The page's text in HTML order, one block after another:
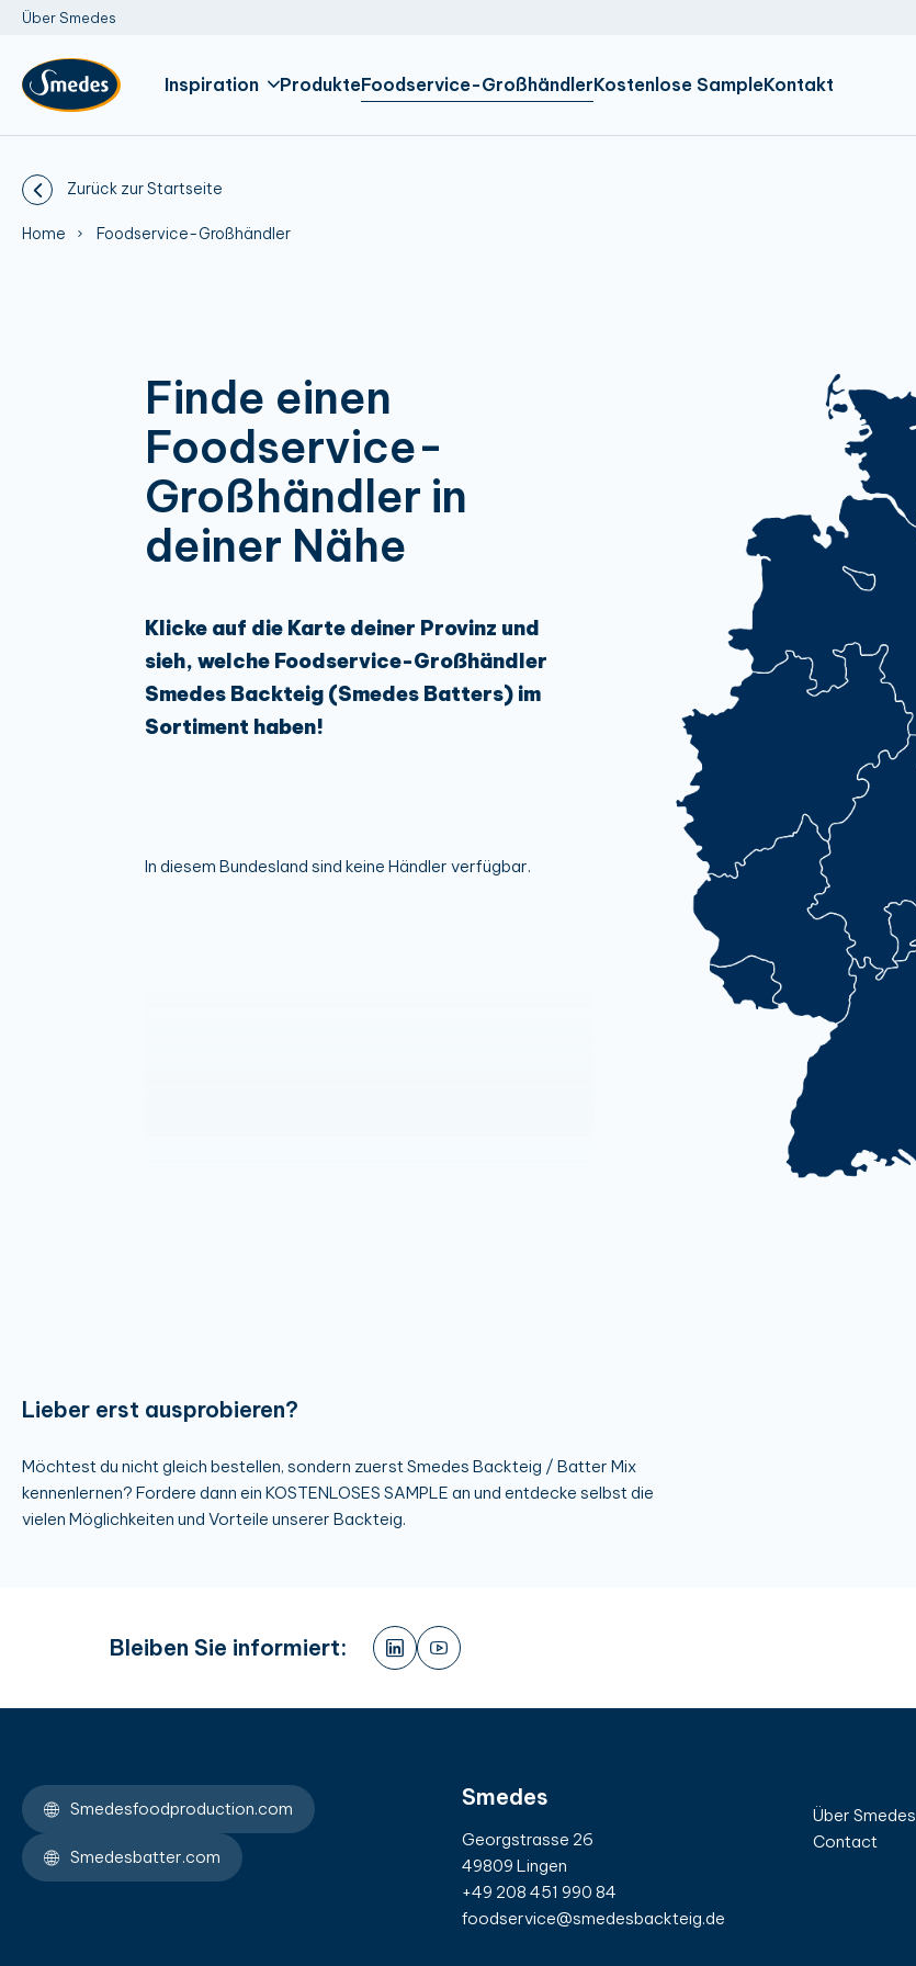
Über Smedes
Inspiration ProdukteFoodservice-GroßhändlerKostenlose SampleKontakt
NL EN
Zurück zur Startseite
Home Foodservice-Großhändler
Finde einen
Foodservice-
Großhändler in
deiner Nähe
Klicke auf die Karte deiner Provinz und
sieh, welche Foodservice-Großhändler
Smedes Backteig (Smedes Batters) im
Sortiment haben!
In diesem Bundesland sind keine Händler verfügbar.
Lieber erst ausprobieren?
Möchtest du nicht gleich bestellen, sondern zuerst Smedes Backteig / Batter Mix
kennenlernen? Fordere dann ein KOSTENLOSES SAMPLE an und entdecke selbst die
vielen Möglichkeiten und Vorteile unserer Backteig.
Bleiben Sie informiert:
Smedesfoodproduction.com
Smedesbatter.com
Smedes
Georgstrasse 26
49809 Lingen
+49 208 451 990 84
foodservice@smedesbackteig.de
Über Smedes
Contact